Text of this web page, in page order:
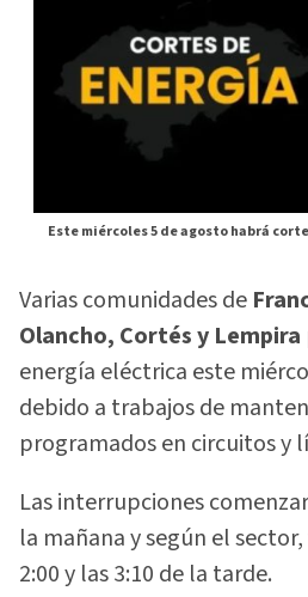
Este miércoles 5 de agosto habrá
Varias comunidades de
Olancho, Cortés y Lempira
energía eléctrica este
debido a trabajos de
programados en circuitos y
Las interrupciones
la mañana y según el
2:00 y las 3:10 de la tarde.